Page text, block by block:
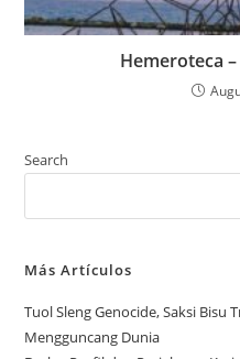
Hemeroteca
Search
Más Artículos
Tuol Sleng Genocide, Saksi Bisu
Mengguncang Dunia